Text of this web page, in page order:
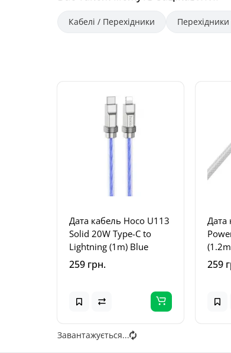
Кабелі / Перехідники
Дата кабель Hoco U113
Solid 20W Type-C to
Lightning (1m) Blue
259 грн.
Дата
259
Завантажується...